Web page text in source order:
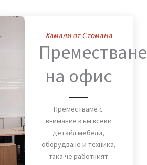
Хамали от Стомана
на офис